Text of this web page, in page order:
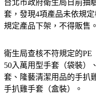
台北市政府衛生局日前抽
套，發現4項產品未依規
規定產品下架，不得販售。
衛生局查核不符規定的PE
50入萬用型手套（袋裝）
套、隆藝清潔用品的手扒
手扒雞手套（盒裝）。